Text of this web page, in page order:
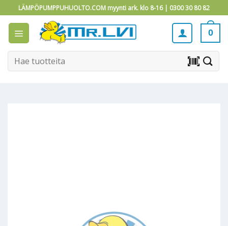
to
content
LÄMPÖPUMPPUHUOLTO.COM myynti ark. klo 8-16 | 0300 30 80 82
0
Etsi: barcode_scanner